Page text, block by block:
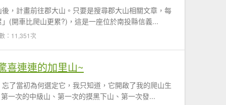
，計畫前往郡大山。只要是搜尋郡大山相關文章，每
(開車比爬山更累?)，這是一座位於南投縣信義...
：11,351次
喜連連的加里山~
了當初為何選定它，我只知道，它開啟了我的爬山生
一次的中級山、第一次的摸黑下山、第一次發...